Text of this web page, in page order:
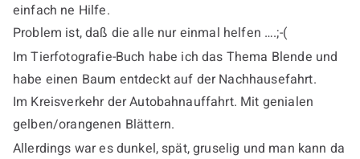
einfach ne Hilfe.
Problem ist, daß die alle nur einmal helfen ….;-(
Im Tierfotografie-Buch habe ich das Thema Blende und
habe einen Baum entdeckt auf der Nachhausefahrt.
Im Kreisverkehr der Autobahnauffahrt. Mit genialen
gelben/orangenen Blättern.
Allerdings war es dunkel, spät, gruselig und man kann da